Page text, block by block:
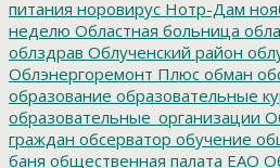
питания норовирус Нотр-Дам
неделю Областная больница
облздрав Облученский район
Облэнергоремонт Плюс обман
образование образовательные
образовательные_организации
граждан обсерватор обучение
баня общественная палата ЕАО